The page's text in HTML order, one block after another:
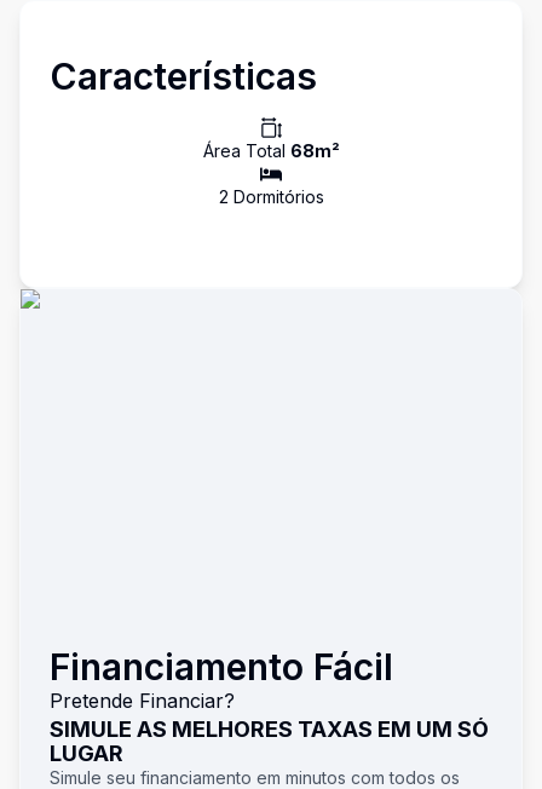
Características
Área Total 68m²
2 Dormitórios
Financiamento Fácil
Pretende Financiar?
SIMULE AS MELHORES TAXAS EM UM SÓ
LUGAR
Simule seu financiamento em minutos com todos os